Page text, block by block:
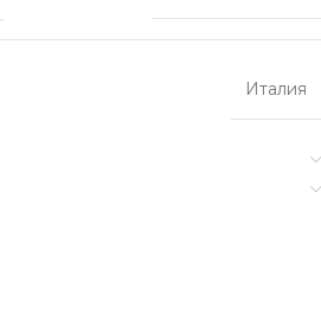
Италия